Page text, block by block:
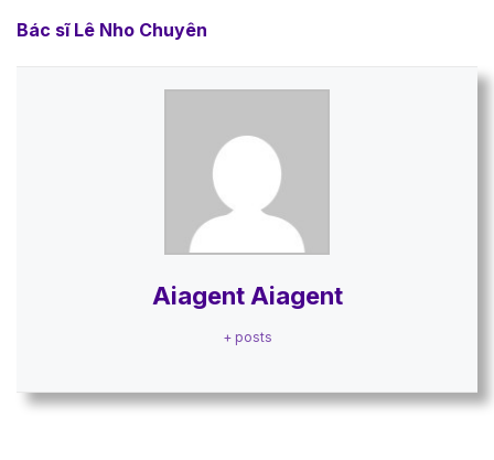
Bác sĩ Lê Nho Chuyên
Aiagent Aiagent
+ posts